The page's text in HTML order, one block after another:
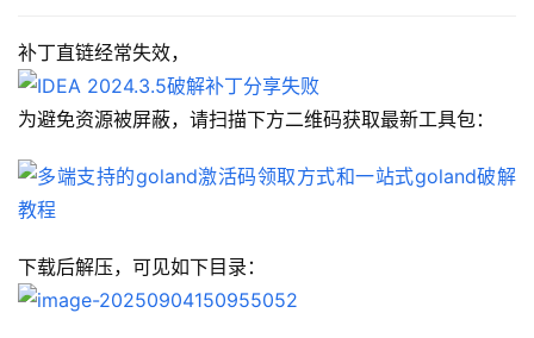
补丁直链经常失效，
为避免资源被屏蔽，请扫描下方二维码获取最新工具包：
下载后解压，可见如下目录：